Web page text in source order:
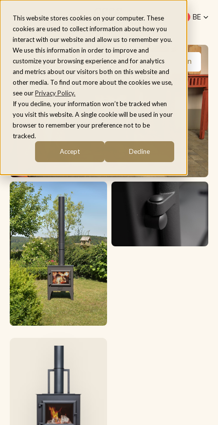
This website stores cookies on your computer. These
cookies are used to collect information about how you
interact with our website and allow us to remember you.
We use this information in order to improve and
customize your browsing experience and for analytics
and metrics about our visitors both on this website and
other media. To find out more about the cookies we use,
see ourPrivacy Policy.
If you decline, your information won’t be tracked when
you visit this website. A single cookie will be used in your
browser to remember your preference not to be
tracked.
Accept Decline
Menu
BE
nl
Home/Modellen/ESSE Garden Stove Tuinhaard
Meer afbeeldingen